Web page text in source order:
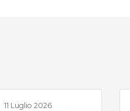
11 Luglio 2026